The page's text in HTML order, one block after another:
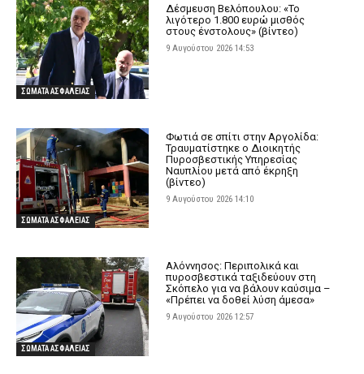
ΣΩΜΑΤΑ ΑΣΦΑΛΕΙΑΣ
Δέσμευση Βελόπουλου: «Το
λιγότερο 1.800 ευρώ μισθός
στους ένστολους» (βίντεο)
9 Αυγούστου 2026 14:53
ΣΩΜΑΤΑ ΑΣΦΑΛΕΙΑΣ
Φωτιά σε σπίτι στην Αργολίδα:
Τραυματίστηκε o Διοικητής
Πυροσβεστικής Υπηρεσίας
Ναυπλίου μετά από έκρηξη
(βίντεο)
9 Αυγούστου 2026 14:10
ΣΩΜΑΤΑ ΑΣΦΑΛΕΙΑΣ
Αλόννησος: Περιπολικά και
πυροσβεστικά ταξιδεύουν στη
Σκόπελο για να βάλουν καύσιμα –
«Πρέπει να δοθεί λύση άμεσα»
9 Αυγούστου 2026 12:57